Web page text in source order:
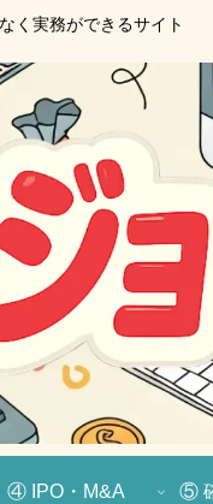
く実務ができるサイト
④ IPO・M&A ⑤